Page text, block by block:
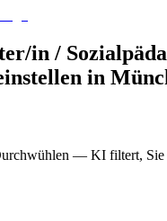
in /
in
— KI filtert, Sie